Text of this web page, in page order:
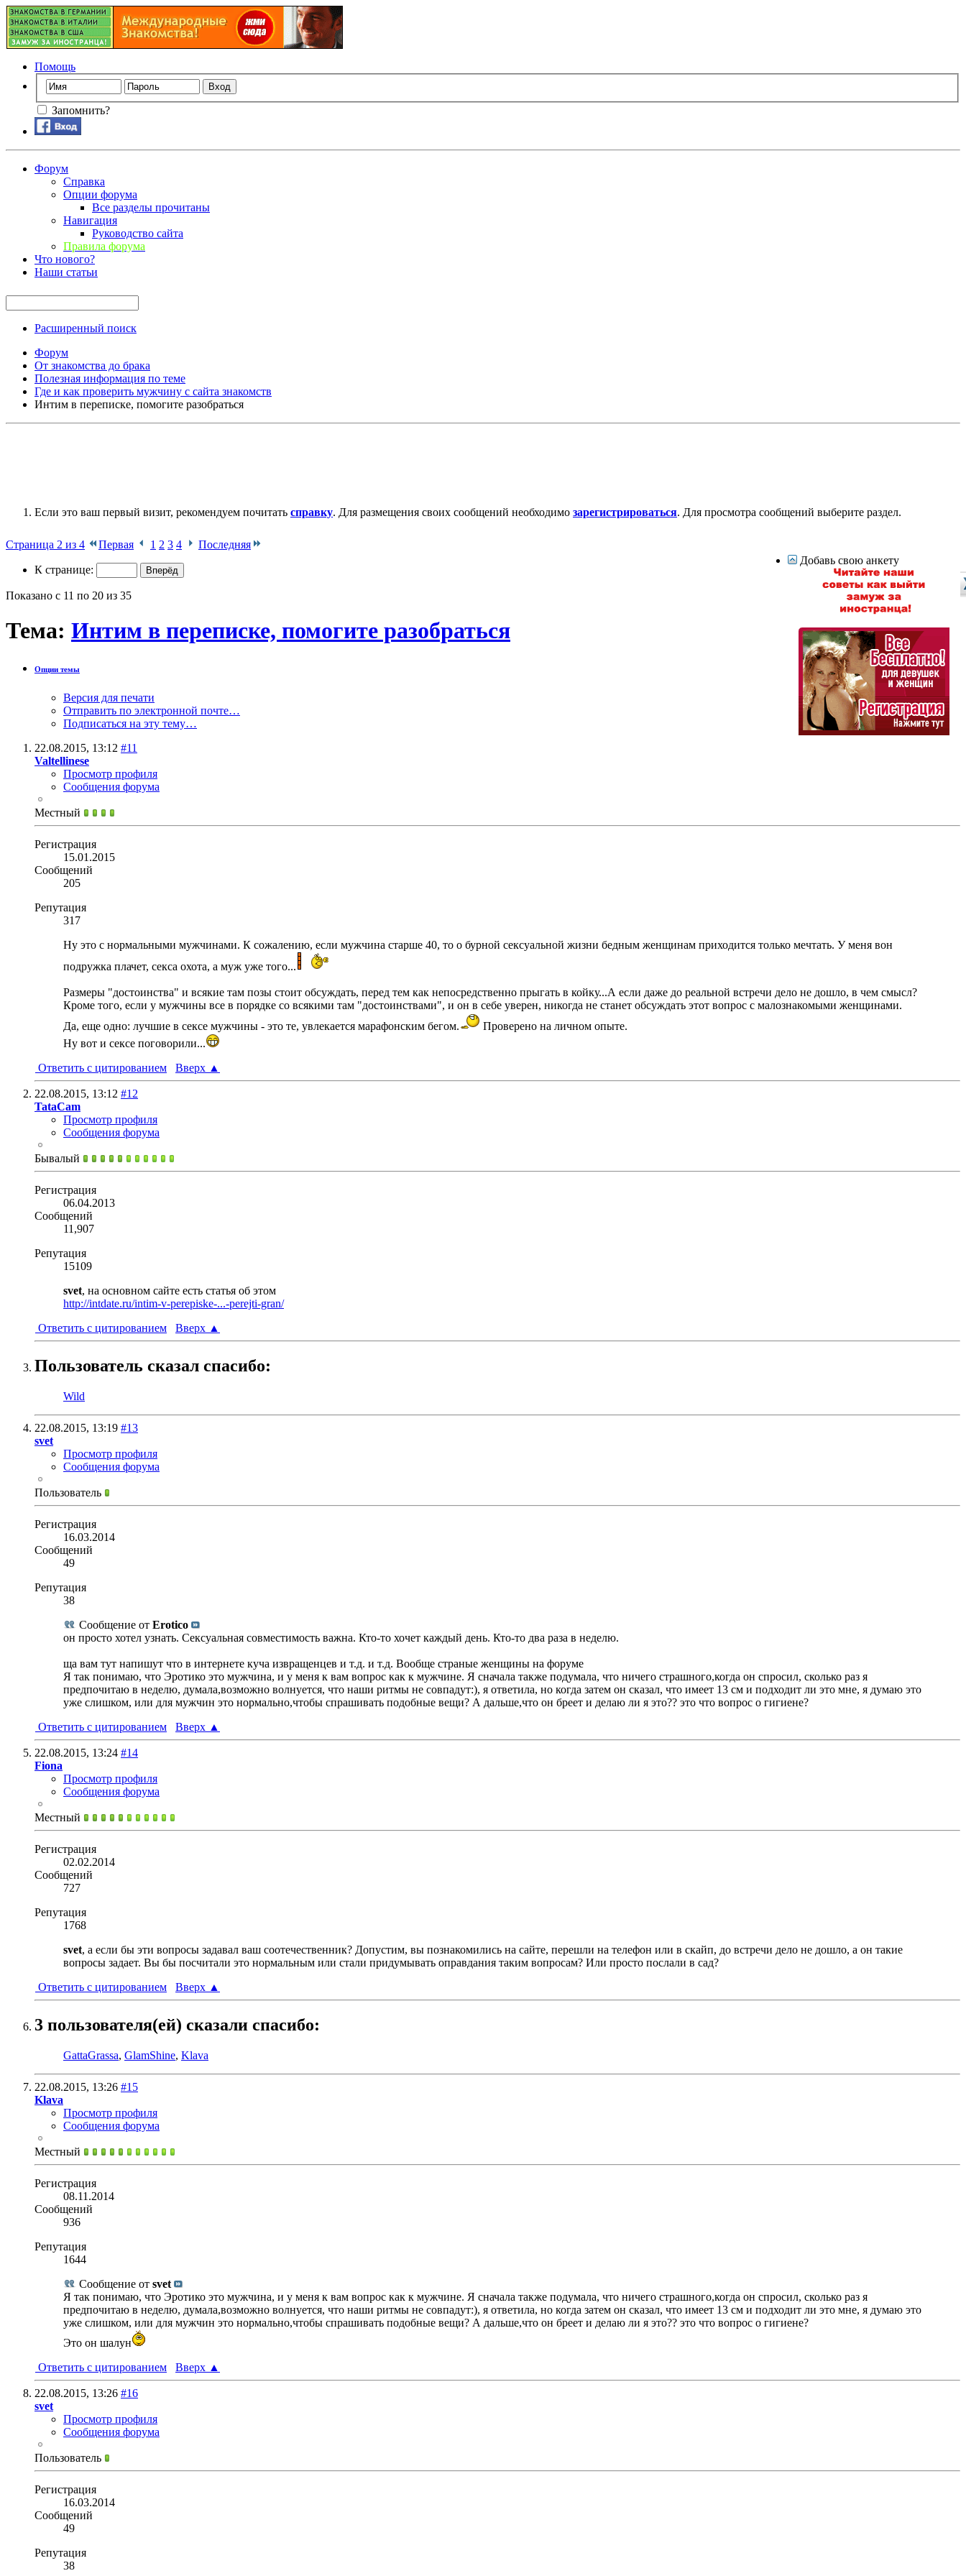
Помощь
Запомнить?
Форум
Справка
Опции форума
Все разделы прочитаны
Навигация
Руководство сайта
Правила форума
Что нового?
Наши статьи
Расширенный поиск
Форум
От знакомства до брака
Полезная информация по теме
Где и как проверить мужчину с сайта знакомств
Интим в переписке, помогите разобраться
Если это ваш первый визит, рекомендуем почитать справку. Для размещения своих сообщений необходимо зарегистрироваться. Для просмотра сообщений выберите раздел.
Страница 2 из 4 Первая 1 2 3 4 Последняя
К странице:
Показано с 11 по 20 из 35
Тема: Интим в переписке, помогите разобраться
Опции темы
Версия для печати
Отправить по электронной почте…
Подписаться на эту тему…
22.08.2015, 13:12 #11
Valtellinese
Просмотр профиля
Сообщения форума
Местный
Регистрация
15.01.2015
Сообщений
205
Репутация
317
Ну это с нормальными мужчинами. К сожалению, если мужчина старше 40, то о бурной сексуальной жизни бедным женщинам приходится только мечтать. У меня вон
подружка плачет, секса охота, а муж уже того...
Размеры "достоинства" и всякие там позы стоит обсуждать, перед тем как непосредственно прыгать в койку...А если даже до реальной встречи дело не дошло, в чем смысл?
Кроме того, если у мужчины все в порядке со всякими там "достоинствами", и он в себе уверен, никогда не станет обсуждать этот вопрос с малознакомыми женщинами.
Да, еще одно: лучшие в сексе мужчины - это те, увлекается марафонским бегом.
Проверено на личном опыте.
Ну вот и сексе поговорили...
Ответить с цитированием
Вверх ▲
22.08.2015, 13:12 #12
TataCam
Просмотр профиля
Сообщения форума
Бывалый
Регистрация
06.04.2013
Сообщений
11,907
Репутация
15109
svet, на основном сайте есть статья об этом
http://intdate.ru/intim-v-perepiske-...-perejti-gran/
Ответить с цитированием
Вверх ▲
Пользователь сказал cпасибо:
Wild
22.08.2015, 13:19 #13
svet
Просмотр профиля
Сообщения форума
Пользователь
Регистрация
16.03.2014
Сообщений
49
Репутация
38
Сообщение от Erotico
он просто хотел узнать. Сексуальная совместимость важна. Кто-то хочет каждый день. Кто-то два раза в неделю.
ща вам тут напишут что в интернете куча извращенцев и т.д. и т.д. Вообще страные женщины на форуме
Я так понимаю, что Эротико это мужчина, и у меня к вам вопрос как к мужчине. Я сначала также подумала, что ничего страшного,когда он спросил, сколько раз я
предпочитаю в неделю, думала,возможно волнуется, что наши ритмы не совпадут:), я ответила, но когда затем он сказал, что имеет 13 см и подходит ли это мне, я думаю это
уже слишком, или для мужчин это нормально,чтобы спрашивать подобные вещи? А дальше,что он бреет и делаю ли я это?? это что вопрос о гигиене?
Ответить с цитированием
Вверх ▲
22.08.2015, 13:24 #14
Fiona
Просмотр профиля
Сообщения форума
Местный
Регистрация
02.02.2014
Сообщений
727
Репутация
1768
svet, а если бы эти вопросы задавал ваш соотечественник? Допустим, вы познакомились на сайте, перешли на телефон или в скайп, до встречи дело не дошло, а он такие
вопросы задает. Вы бы посчитали это нормальным или стали придумывать оправдания таким вопросам? Или просто послали в сад?
Ответить с цитированием
Вверх ▲
3 пользователя(ей) сказали cпасибо:
GattaGrassa, GlamShine, Klava
22.08.2015, 13:26 #15
Klava
Просмотр профиля
Сообщения форума
Местный
Регистрация
08.11.2014
Сообщений
936
Репутация
1644
Сообщение от svet
Я так понимаю, что Эротико это мужчина, и у меня к вам вопрос как к мужчине. Я сначала также подумала, что ничего страшного,когда он спросил, сколько раз я
предпочитаю в неделю, думала,возможно волнуется, что наши ритмы не совпадут:), я ответила, но когда затем он сказал, что имеет 13 см и подходит ли это мне, я думаю это
уже слишком, или для мужчин это нормально,чтобы спрашивать подобные вещи? А дальше,что он бреет и делаю ли я это?? это что вопрос о гигиене?
Это он шалун
Ответить с цитированием
Вверх ▲
22.08.2015, 13:26 #16
svet
Просмотр профиля
Сообщения форума
Пользователь
Регистрация
16.03.2014
Сообщений
49
Репутация
38
Добавь свою анкету